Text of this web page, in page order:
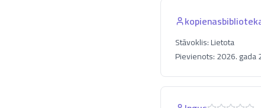
Stāvoklis:Lietota
Pievienots:2026. gada